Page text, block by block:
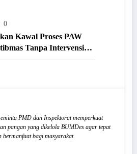
0
Kawal Proses PAW
Tanpa Intervensi
PMD dan Inspektorat memperkuat
pangan yang dikelola BUMDes agar tepat
bermanfaat bagi masyarakat.